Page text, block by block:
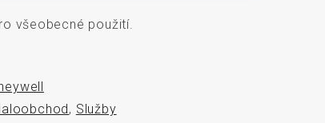
všeobecné použití.
, Služby